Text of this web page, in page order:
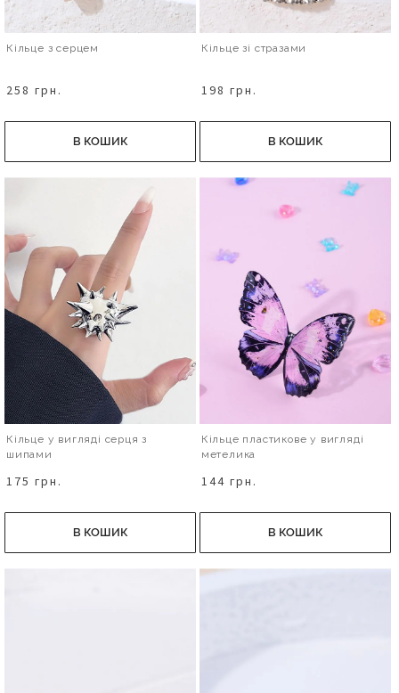
Кільце з серцем
258 грн.
В КОШИК
Кільце зі стразами
198 грн.
В КОШИК
Кільце у вигляді серця з
шипами
175 грн.
В КОШИК
Кільце пластикове у вигляді
метелика
144 грн.
В КОШИК